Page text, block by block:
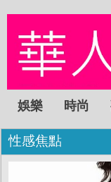
娛樂 時尚
性感焦點